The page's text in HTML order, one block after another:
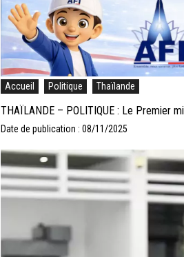
Accueil Politique Thaïlande
THAÏLANDE – POLITIQUE : Le Premier
Date de publication : 08/11/2025